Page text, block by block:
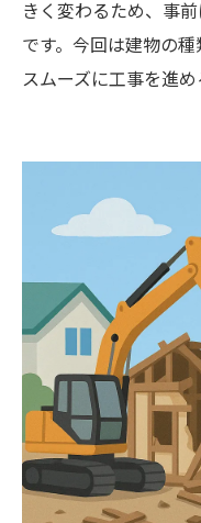
きく変わるため、事
です。今回は建物の種
スムーズに工事を進め